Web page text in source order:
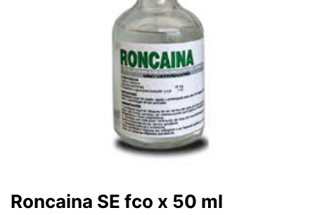
Roncaina SE fco x 50 ml